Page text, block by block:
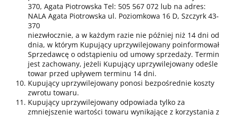
370, Agata Piotrowska Tel: 505 567 072 lub na adres:
NALA Agata Piotrowska ul. Poziomkowa 16 D, Szczyrk 43-
370
niezwłocznie, a w każdym razie nie później niż 14 dni od
dnia, w którym Kupujący uprzywilejowany poinformował
Sprzedawcę o odstąpieniu od umowy sprzedaży. Termin
jest zachowany, jeżeli Kupujący uprzywilejowany odeśle
towar przed upływem terminu 14 dni.
Kupujący uprzywilejowany ponosi bezpośrednie koszty
zwrotu towaru.
Kupujący uprzywilejowany odpowiada tylko za
zmniejszenie wartości towaru wynikające z korzystania z